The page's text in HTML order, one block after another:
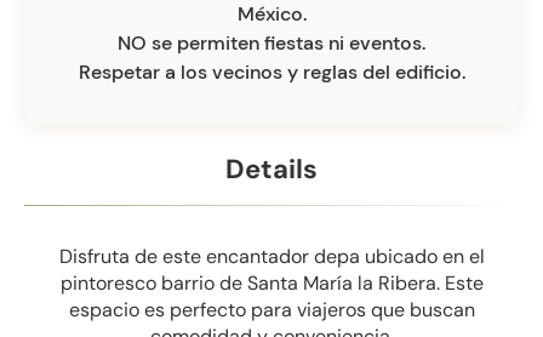
Details
Disfruta de este encantador depa ubicado en el
pintoresco barrio de Santa María la Ribera. Este
espacio es perfecto para viajeros que buscan
México.
NO se permiten fiestas ni eventos.
Respetar a los vecinos y reglas del edificio.